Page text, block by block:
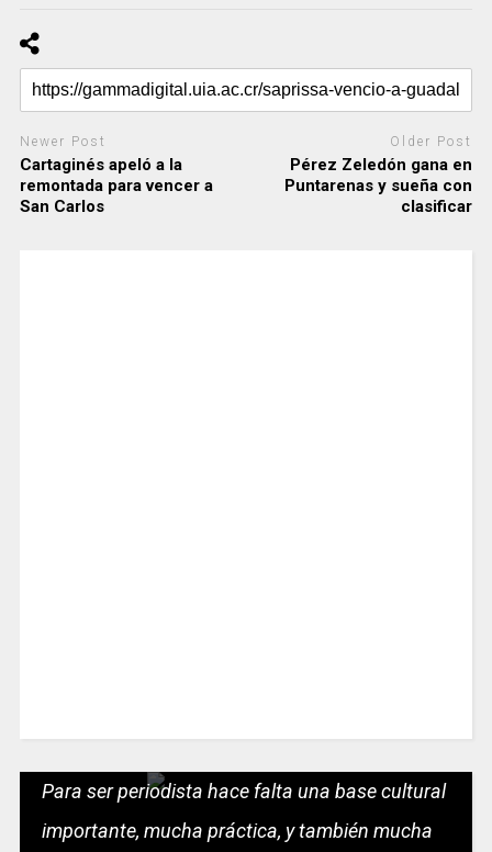
Newer Post
Cartaginés apeló a la
remontada para vencer a
San Carlos
Older Post
Pérez Zeledón gana en
Puntarenas y sueña con
clasificar
Para ser periodista hace falta una base cultural
importante, mucha práctica, y también mucha